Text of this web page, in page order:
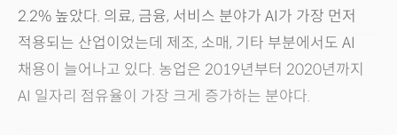
2.2% 높았다. 의료, 금융, 서비스 분야가 AI가 가장 먼저
적용되는 산업이었는데 제조, 소매, 기타 부분에서도 AI
채용이 늘어나고 있다. 농업은 2019년부터 2020년까지
AI 일자리 점유율이 가장 크게 증가하는 분야다.